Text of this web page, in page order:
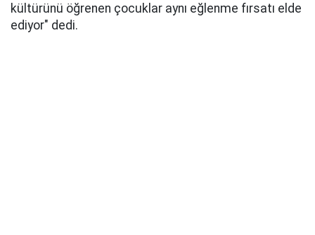
kültürünü öğrenen çocuklar aynı eğlenme fırsatı elde
ediyor" dedi.